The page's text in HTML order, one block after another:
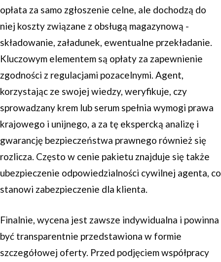
opłata za samo zgłoszenie celne, ale dochodzą do
niej koszty związane z obsługą magazynową -
składowanie, załadunek, ewentualne przekładanie.
Kluczowym elementem są opłaty za zapewnienie
zgodności z regulacjami pozacelnymi. Agent,
korzystając ze swojej wiedzy, weryfikuje, czy
sprowadzany krem lub serum spełnia wymogi prawa
krajowego i unijnego, a za tę ekspercką analizę i
gwarancję bezpieczeństwa prawnego również się
rozlicza. Często w cenie pakietu znajduje się także
ubezpieczenie odpowiedzialności cywilnej agenta, co
stanowi zabezpieczenie dla klienta.
Finalnie, wycena jest zawsze indywidualna i powinna
być transparentnie przedstawiona w formie
szczegółowej oferty. Przed podjęciem współpracy